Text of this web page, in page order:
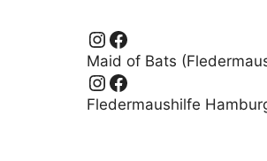
Instagram
Facebook
Maid of Bats
Instagram
Facebook
Fledermaushilfe